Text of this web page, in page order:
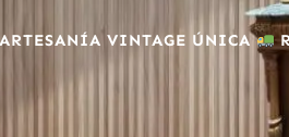
VINTAGE ÚNICA